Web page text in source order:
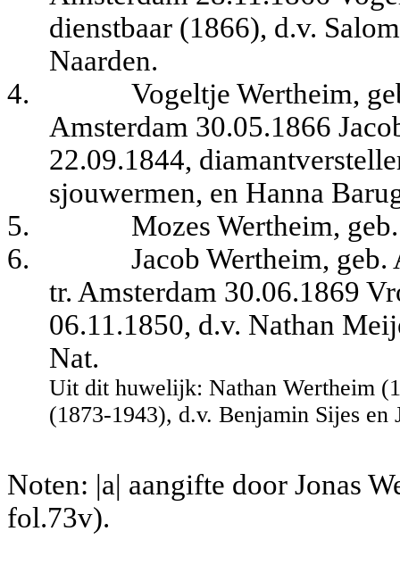
dienstbaar (1866), d.v.
Naarden.
4.
Vogeltje Wertheim,
Amsterdam 30.05.1866
22.09.1844,
sjouwermen, en Hanna
5.
Mozes Wertheim,
6.
Jacob Wertheim,
tr. Amsterdam 30.06.1869
06.11.1850, d.v. Nathan
Nat.
Uit dit huwelijk:Nathan Wertheim
(1873-1943), d.v. Benjamin Sijes en
Noten: |a| aangifte door Jonas
fol.73v).